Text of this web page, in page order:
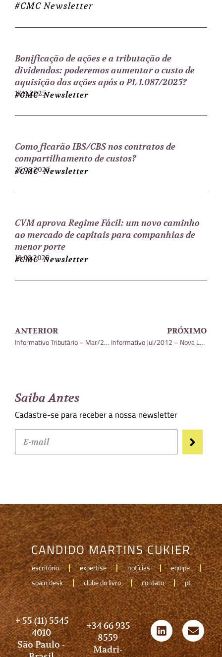
#CMC Newsletter
Bonificação de ações e a tributação de
dividendos: poderemos aumentar o custo de
aquisição das ações após o PL 1.087/2025?
17.11.2025
#CMC Newsletter
Como ficarão IBS/CBS nos contratos de
compartilhamento de custos?
25.09.2025
#CMC Newsletter
CVM aprova Regime Fácil: um novo caminho
ao mercado de capitais para companhias de
menor porte
18.08.2025
#CMC Newsletter
ANTERIOR
Informativo Tributário – Mar/2012
PRÓXIMO
Informativo Jul/2012 – Nova Lei de Defesa da Concorrência
Saiba Antes
Cadastre-se para receber a nossa newsletter
CANDIDO MARTINS CUKIER
escritório expertise notícias
equipe
spain desk
clube do livro contato pt
+ 55 (11) 5545
4010
São Paulo -
+34 66 935
8559
Madri-